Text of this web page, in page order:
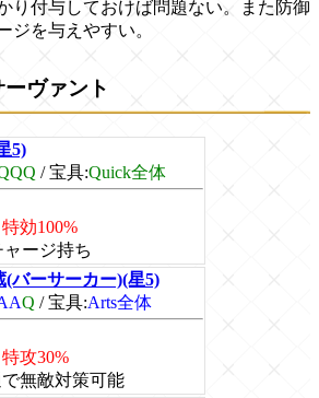
り付与しておけば問題ない。また防御
ジを与えやすい。
ヴァント
5)
/宝具:Quick全体
効100%
ャージ持ち
(バーサーカー)(星5)
Q /宝具:Arts全体
攻30%
で無敵対策可能